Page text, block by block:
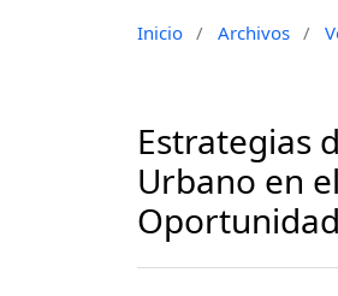
Inicio / Archivos /
Estrategias
Urbano en